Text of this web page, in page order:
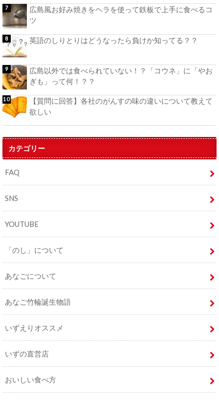
広島風お好み焼きをヘラを使って鉄板で上手に食べるコ
ツ
英語のしりとりはどうなったら負けか知ってる？？
広島以外では食べられていない！？「コウネ」に「やお
ぎも」って何！？？
【質問に回答】各社のがんすの味の違いについて教えて
欲しい
カテゴリー
FAQ
SNS
YOUTUBE
「のし」について
あなごについて
あなご竹輪誕生物語
いずえりオススメ
いずの直営店
おいしい食べ方